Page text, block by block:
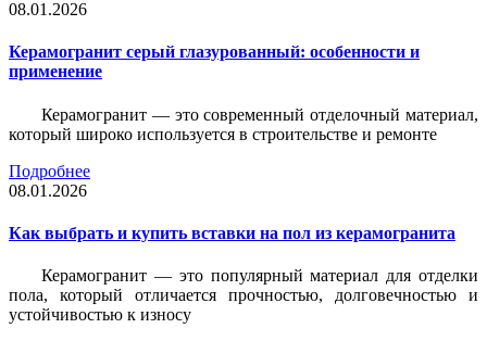
08.01.2026
Керамогранит серый глазурованный: особенности и
применение
Керамогранит — это современный отделочный материал,
который широко используется в строительстве и ремонте
Подробнее
08.01.2026
Как выбрать и купить вставки на пол из керамогранита
Керамогранит — это популярный материал для отделки
пола, который отличается прочностью, долговечностью и
устойчивостью к износу